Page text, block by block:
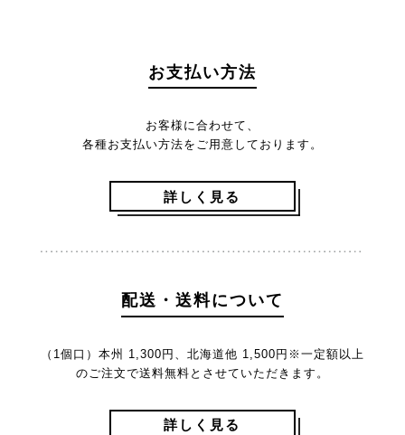
お支払い方法
お客様に合わせて、
各種お支払い方法をご用意しております。
詳しく見る
配送・送料について
（1個口）本州 1,300円、北海道他 1,500円 ※一定額以上
のご注文で送料無料とさせていただきます。
詳しく見る